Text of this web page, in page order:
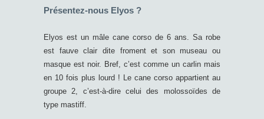
Présentez-nous Elyos ?
Elyos est un mâle cane corso de 6 ans. Sa robe
est fauve clair dite froment et son museau ou
masque est noir. Bref, c’est comme un carlin mais
en 10 fois plus lourd ! Le cane corso appartient au
groupe 2, c’est-à-dire celui des molossoïdes de
type mastiff.